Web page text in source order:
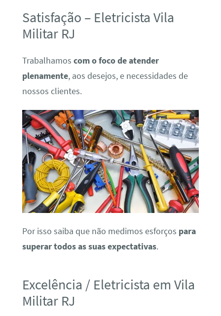
Satisfação – Eletricista Vila
Militar RJ
Trabalhamos com o foco de atender
plenamente, aos desejos, e necessidades de
nossos clientes.
Por isso saiba que não medimos esforços para
superar todos as suas expectativas.
Excelência / Eletricista em Vila
Militar RJ